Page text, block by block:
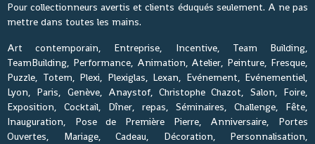
Pour collectionneurs avertis et clients éduqués seulement. A ne pas
mettre dans toutes les mains.
Art contemporain, Entreprise, Incentive, Team Building,
TeamBuilding, Performance, Animation, Atelier, Peinture, Fresque,
Puzzle, Totem, Plexi, Plexiglas, Lexan, Evénement, Evénementiel,
Lyon, Paris, Genève, Anaystof, Christophe Chazot, Salon, Foire,
Exposition, Cocktail, Dîner, repas, Séminaires, Challenge, Fête,
Inauguration, Pose de Première Pierre, Anniversaire, Portes
Ouvertes, Mariage, Cadeau, Décoration, Personnalisation,